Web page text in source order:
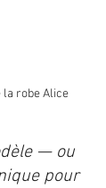
robe Alice
— ou
pour